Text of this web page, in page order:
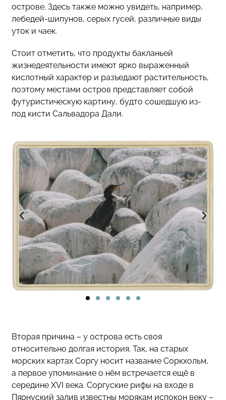
острове. Здесь также можно увидеть, например,
лебедей-шипунов, серых гусей, различные виды
уток и чаек.
Стоит отметить, что продукты бакланьей
жизнедеятельности имеют ярко выраженный
кислотный характер и разъедают растительность,
поэтому местами остров представляет собой
футуристическую картину, будто сошедшую из-
под кисти Сальвадора Дали.
Вторая причина – у острова есть своя
относительно долгая история. Так, на старых
морских картах Соргу носит название Соркхольм,
а первое упоминание о нём встречается ещё в
середине XVI века. Соргуские рифы на входе в
Пярнуский залив известны морякам испокон веку –